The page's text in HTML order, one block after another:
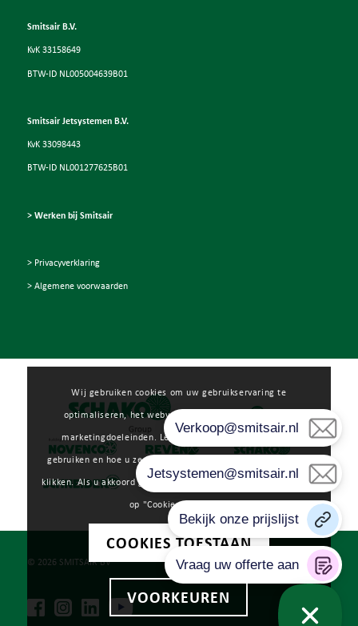
Smitsair B.V.
KvK 33158649
BTW-ID NL005004639B01
Smitsair Jetsystemen B.V.
KvK 33098443
BTW-ID NL001277625B01
> Werken bij Smitsair
> Privacyverklaring
> Algemene voorwaarden
© 2026 SMITSAIR BV
Wij gebruiken cookies om uw gebruikservaring te
optimaliseren, het webverkeer te analyseren en voor
marketingdoeleinden. Lees meer over hoe wij cookies
gebruiken en hoe u ze kunt beheren door op "Voorkeuren" te
klikken. Als u akkoord gaat met ons gebruik van cookies, klikt u
op "Cookies toestaan".
COOKIES TOESTAAN
VOORKEUREN